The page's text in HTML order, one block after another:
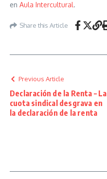
en Aula Intercultural.
Share this Article
Previous Article
Declaración de la Renta – La
cuota sindical desgrava en
la declaración de la renta